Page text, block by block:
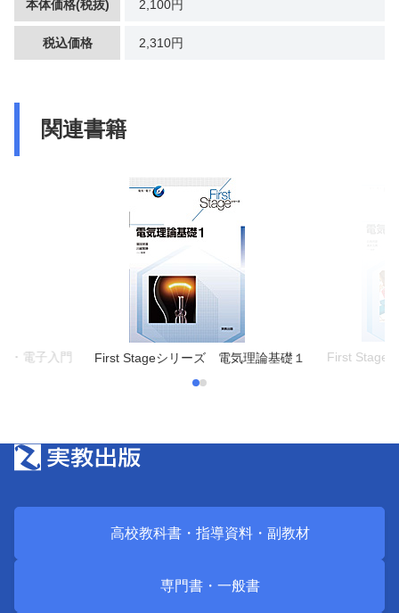
本体価格(税抜) 2,100円
税込価格 2,310円
関連書籍
・電子入門 First Stageシリーズ 電気理論基礎１ First Stage
高校教科書・ 指導資料・ 副教材
専門書・ 一般書